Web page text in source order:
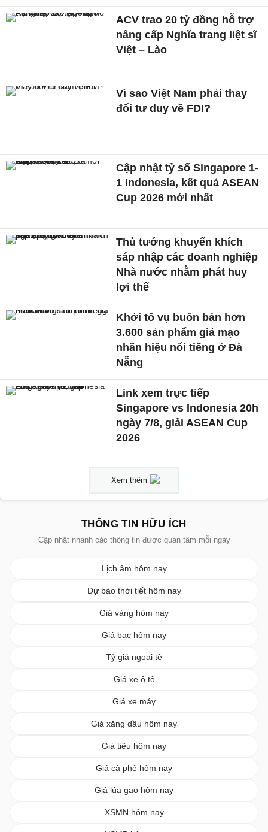
ACV trao 20 tỷ đồng hỗ trợ
nâng cấp Nghĩa trang liệt sĩ
Việt – Lào
Vì sao Việt Nam phải thay
đổi tư duy về FDI?
Cập nhật tỷ số Singapore 1-
1 Indonesia, kết quả ASEAN
Cup 2026 mới nhất
Thủ tướng khuyến khích
sáp nhập các doanh nghiệp
Nhà nước nhằm phát huy
lợi thế
Khởi tố vụ buôn bán hơn
3.600 sản phẩm giả mạo
nhãn hiệu nổi tiếng ở Đà
Nẵng
Link xem trực tiếp
Singapore vs Indonesia 20h
ngày 7/8, giải ASEAN Cup
2026
Xem thêm
THÔNG TIN HỮU ÍCH
Cập nhật nhanh các thông tin được quan tâm mỗi ngày
Lịch âm hôm nay
Dự báo thời tiết hôm nay
Giá vàng hôm nay
Giá bạc hôm nay
Tỷ giá ngoại tệ
Giá xe ô tô
Giá xe máy
Giá xăng dầu hôm nay
Giá tiêu hôm nay
Giá cà phê hôm nay
Giá lúa gạo hôm nay
XSMN hôm nay